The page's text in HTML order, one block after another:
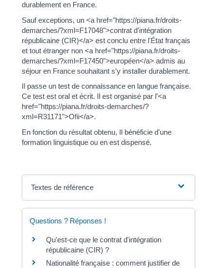
durablement en France.
Sauf exceptions, un <a href="https://piana.fr/droits-
demarches/?xml=F17048">contrat d'intégration
républicaine (CIR)</a> est conclu entre l'État français
et tout étranger non <a href="https://piana.fr/droits-
demarches/?xml=F17450">européen</a> admis au
séjour en France souhaitant s'y installer durablement.
Il passe un test de connaissance en langue française.
Ce test est oral et écrit. Il est organisé par l'<a
href="https://piana.fr/droits-demarches/?
xml=R31171">Ofii</a>.
En fonction du résultat obtenu, Il bénéficie d'une
formation linguistique ou en est dispensé.
Textes de référence
Questions ? Réponses !
Qu'est-ce que le contrat d'intégration
républicaine (CIR) ?
Nationalité française : comment justifier de